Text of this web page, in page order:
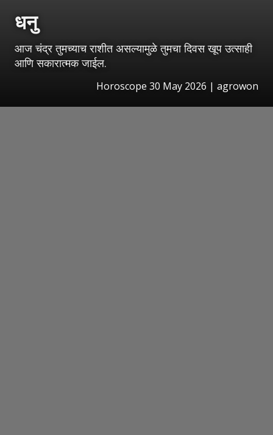
धनु
आज चंद्र तुमच्याच राशीत असल्यामुळे तुमचा दिवस खूप उत्साही
आणि सकारात्मक जाईल.
Horoscope 30 May 2026 | agrowon